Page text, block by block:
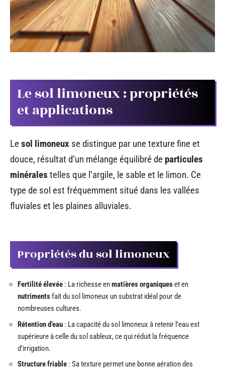
Le sol limoneux : propriétés
et applications
Lesol limoneux se distingue par une texture fine et
douce, résultat d’un mélange équilibré de particules
minérales telles que l’argile, le sable et le limon. Ce
type de sol est fréquemment situé dans les vallées
fluviales et les plaines alluviales.
Propriétés du sol limoneux
Fertilité élevée : La richesse enmatières organiqueset en
nutrimentsfait du sol limoneux un substrat idéal pour de
nombreuses cultures.
Rétention d’eau : La capacité du sol limoneux à retenir l’eau est
supérieure à celle du sol sableux, ce qui réduit la fréquence
d’irrigation.
Structure friable : Sa texture permet une bonne aération des